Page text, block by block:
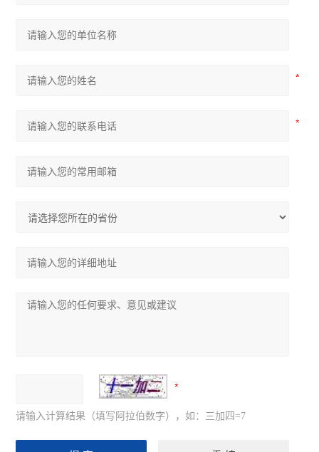
请输入计算结果（填写阿拉伯数字），如：三加四=7